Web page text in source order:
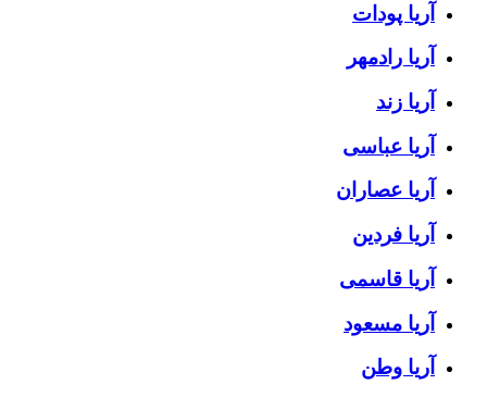
آریا پودات
آریا رادمهر
آریا زند
آریا عباسی
آریا عصاران
آریا فردین
آریا قاسمی
آریا مسعود
آریا وطن